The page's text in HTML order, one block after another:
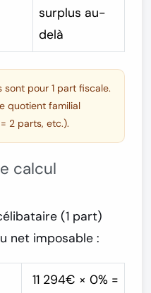
surplus au-
delà
sont pour 1 part fiscale.
quotient familial
2 parts, etc.).
calcul
(1 part)
net imposable :
11 294€ × 0% =